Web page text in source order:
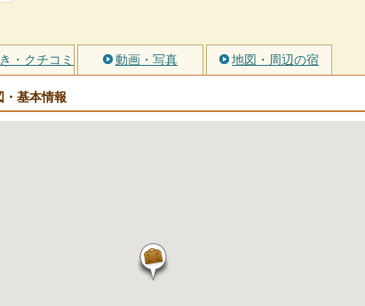
・クチコミ 動画・写真 地図・周辺の宿
・基本情報